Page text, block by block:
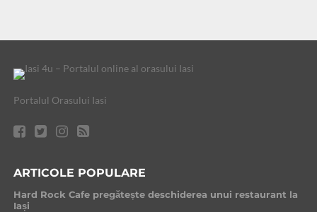
Portalul Orasului Iasi
ARTICOLE POPULARE
Hard Rock Cafe pregătește deschiderea unui restaurant la
Iași